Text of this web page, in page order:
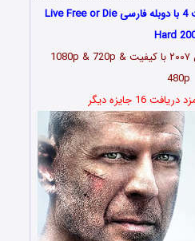
جان سخت 4 با دوبله فارسی Live Free or Die
Hard
فیلم جان سخت ۴ محصول ۲۰۰۷ با کیفیت 1080p & 720p &
480p